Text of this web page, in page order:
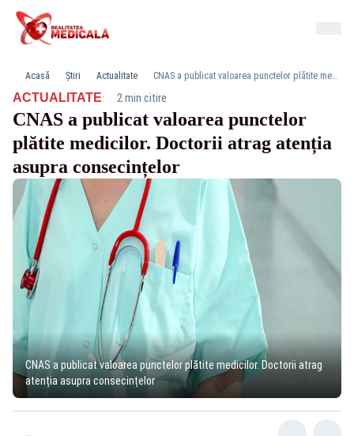
Acasă Știri Actualitate CNAS a publicat valoarea punctelor plătite medicilor. Doctorii atrag atenția asupra consecințelor
ACTUALITATE· 2 min citire
CNAS a publicat valoarea punctelor
plătite medicilor. Doctorii atrag atenția
asupra consecințelor
CNAS a publicat valoarea punctelor plătite medicilor. Doctorii atrag
atenția asupra consecințelor